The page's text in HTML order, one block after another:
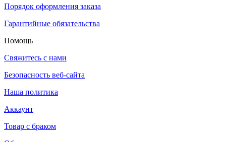
Порядок оформления заказа
Гарантийные обязательства
Помощь
Свяжитесь с нами
Безопасность веб-сайта
Наша политика
Аккаунт
Товар с браком